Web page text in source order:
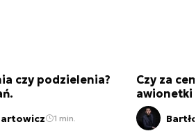
czy podzielenia?
1 min.
Czy za
awionetki